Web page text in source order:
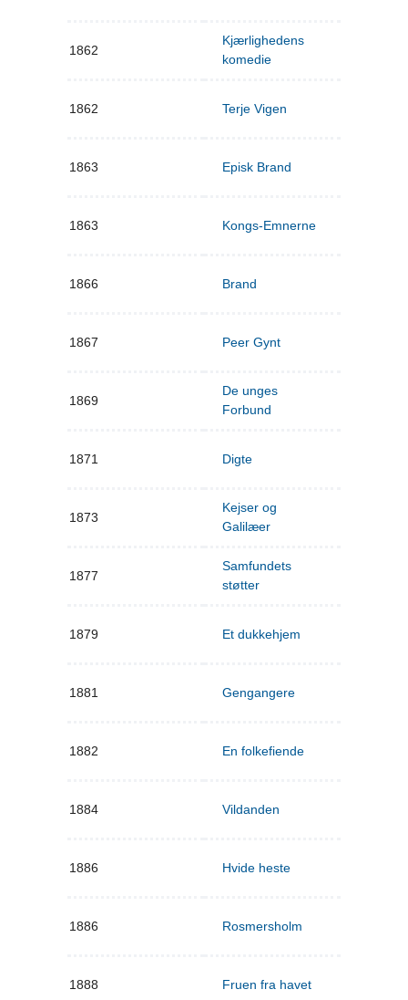
1862
Kjærlighedens
komedie
1862 Terje Vigen
1863 Episk Brand
1863 Kongs-Emnerne
1866 Brand
1867 Peer Gynt
1869
De unges
Forbund
1871 Digte
1873
Kejser og
Galilæer
1877
Samfundets
støtter
1879 Et dukkehjem
1881 Gengangere
1882 En folkefiende
1884 Vildanden
1886 Hvide heste
1886 Rosmersholm
1888 Fruen fra havet